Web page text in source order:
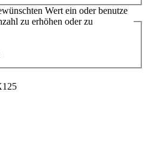
Wert ein oder benutze
zu erhöhen oder zu